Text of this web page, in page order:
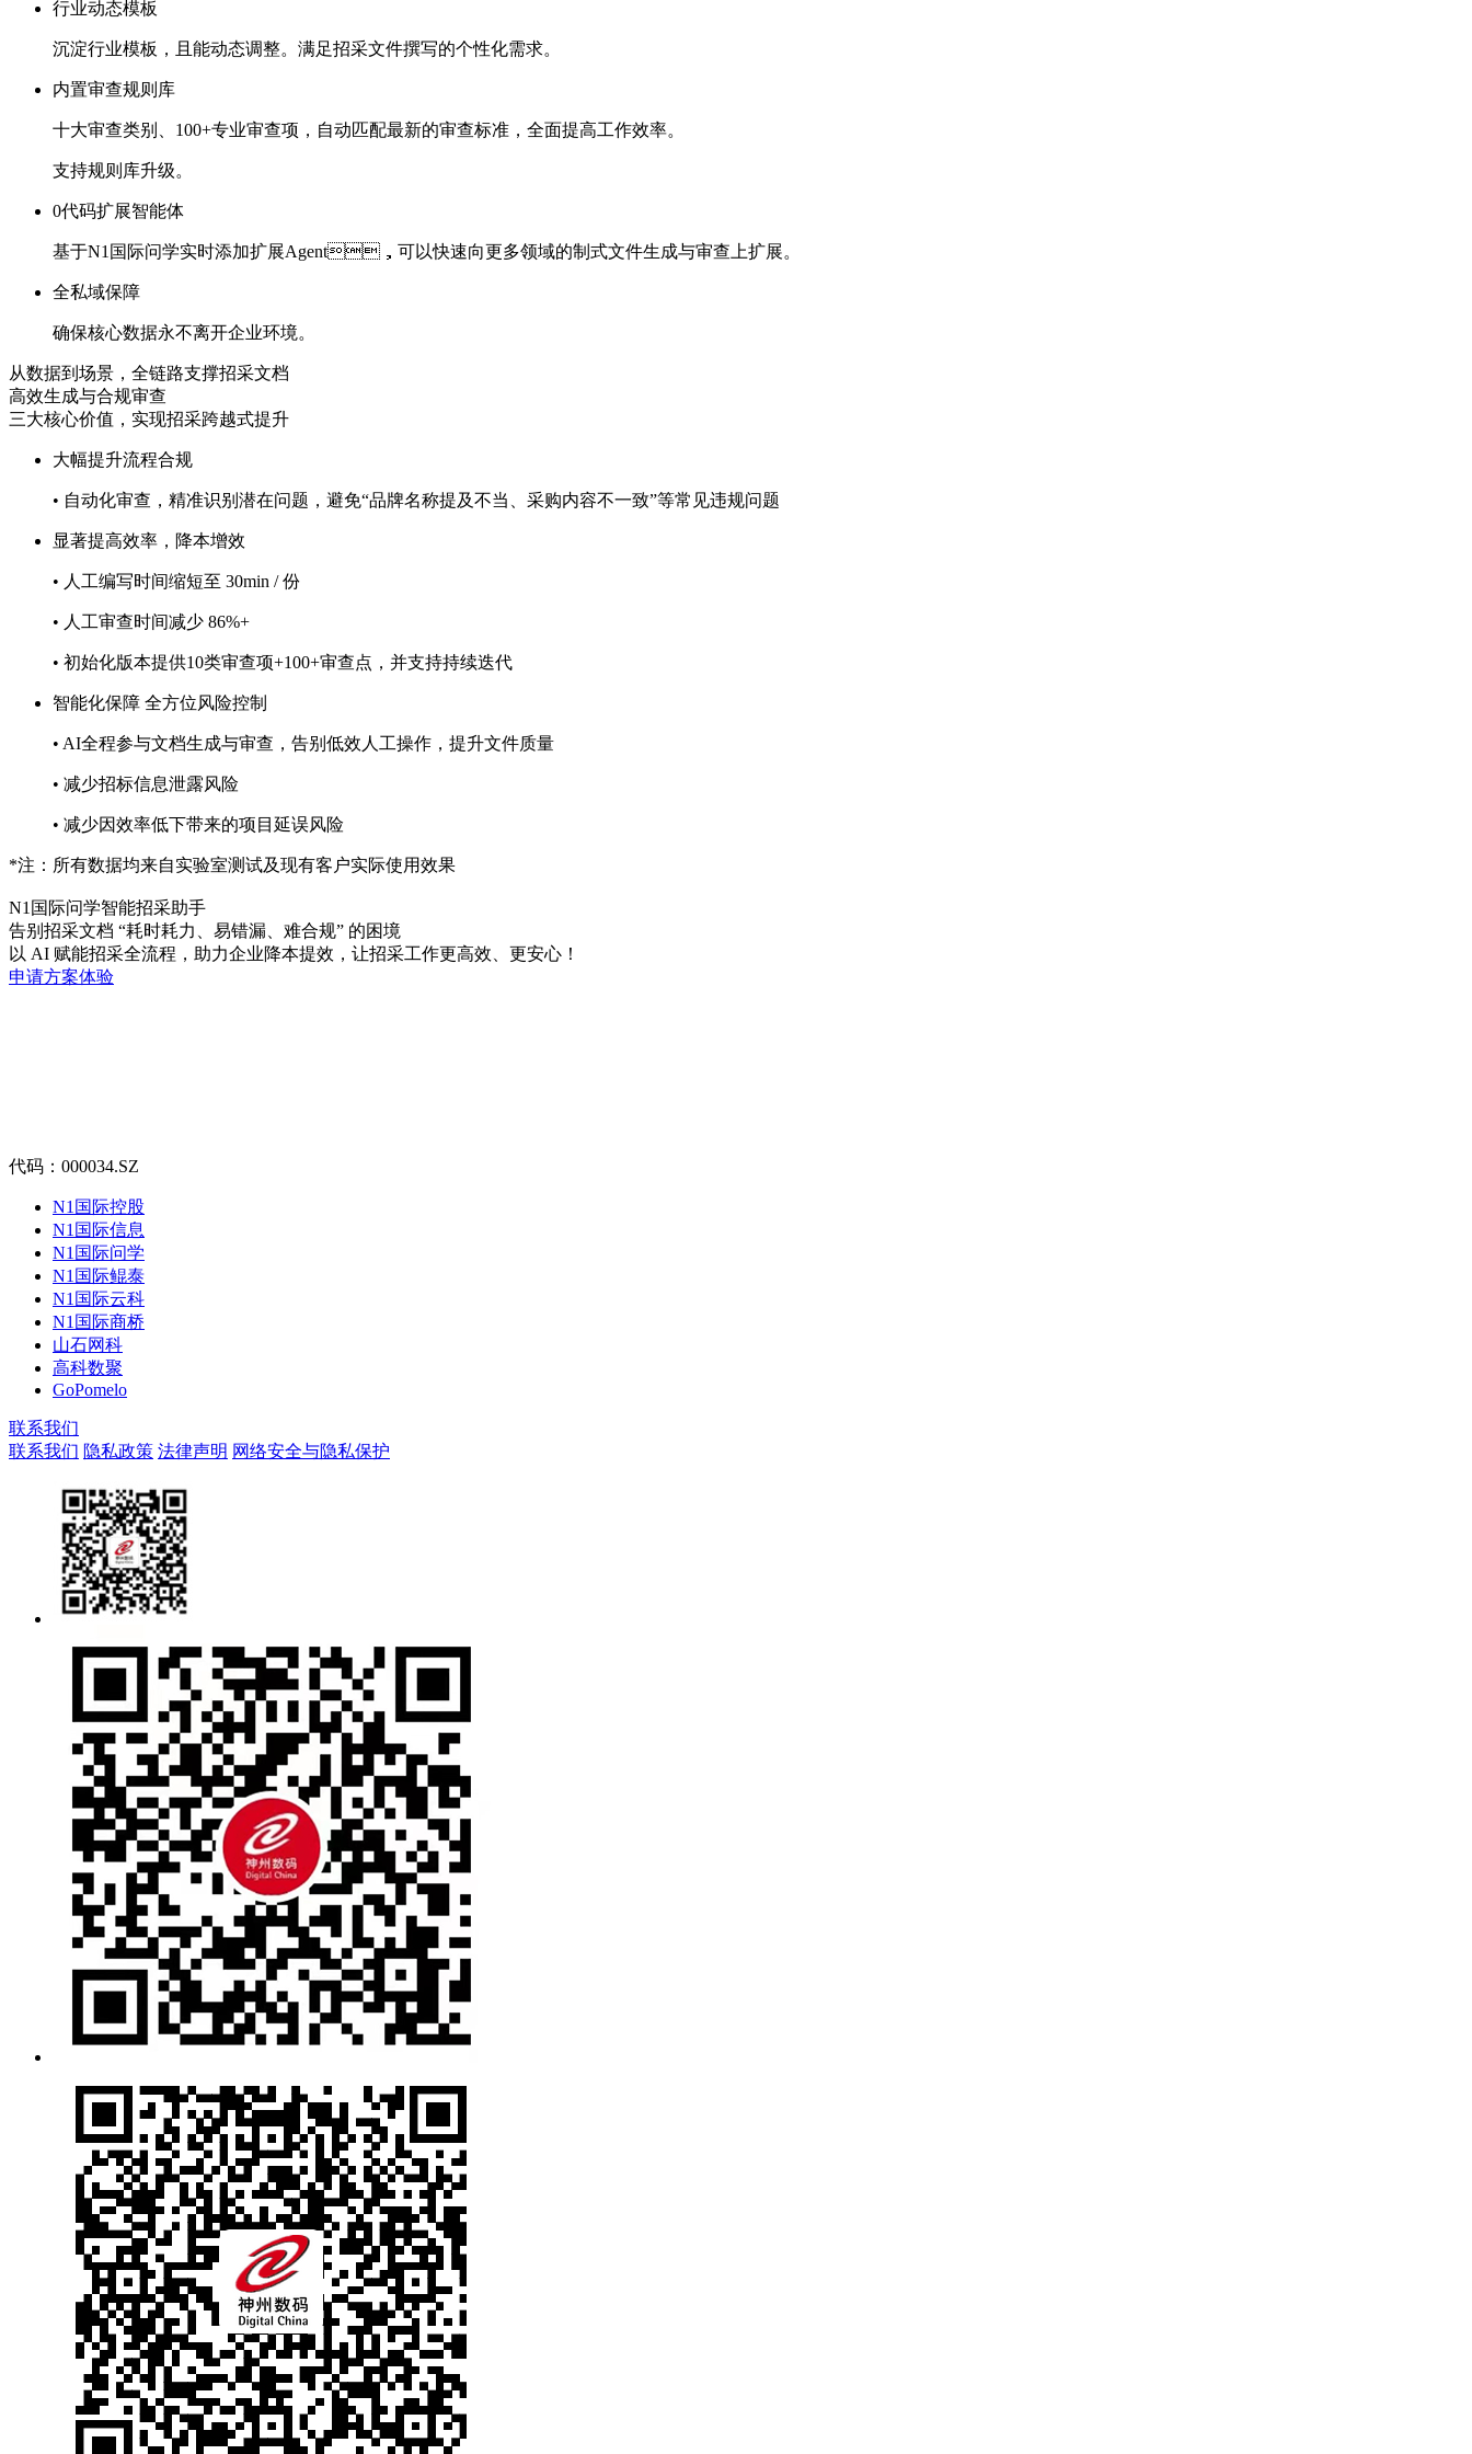
行业动态模板
沉淀行业模板，且能动态调整。满足招采文件撰写的个性化需求。
内置审查规则库
十大审查类别、 100+专业审查项 ，自动匹配最新的审查标准，全面提高工作效率。
支持规则库升级。
0代码扩展智能体
基于N1国际问学实时添加扩展Agent，可以快速向更多领域的制式文件生成与审查上扩展。
全私域保障
确保核心数据永不离开企业环境。
从数据到场景，全链路支撑招采文档
高效生成与合规审查
三大核心价值，实现招采跨越式提升
大幅提升流程合规
• 自动化审查，精准识别潜在问题，避免“品牌名称提及不当、采购内容不一致”等常见违规问题
显著提高效率，降本增效
• 人工编写时间缩短至 30min / 份
• 人工审查时间减少 86%+
• 初始化版本提供10类审查项+100+审查点，并支持持续迭代
智能化保障 全方位风险控制
• AI全程参与文档生成与审查，告别低效人工操作，提升文件质量
• 减少招标信息泄露风险
• 减少因效率低下带来的项目延误风险
*注：所有数据均来自实验室测试及现有客户实际使用效果
N1国际问学智能招采助手
告别招采文档 “耗时耗力、易错漏、难合规” 的困境
以 AI 赋能招采全流程，助力企业降本提效，让招采工作更高效、更安心！
申请方案体验
代码：000034.SZ
N1国际控股
N1国际信息
N1国际问学
N1国际鲲泰
N1国际云科
N1国际商桥
山石网科
高科数聚
GoPomelo
联系我们
联系我们 隐私政策 法律声明 网络安全与隐私保护